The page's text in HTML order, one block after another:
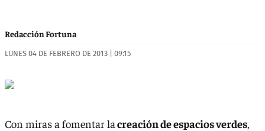
Redacción Fortuna
LUNES 04 DE FEBRERO DE 2013 | 09:15
Con miras a fomentar lacreación de espacios verdes,